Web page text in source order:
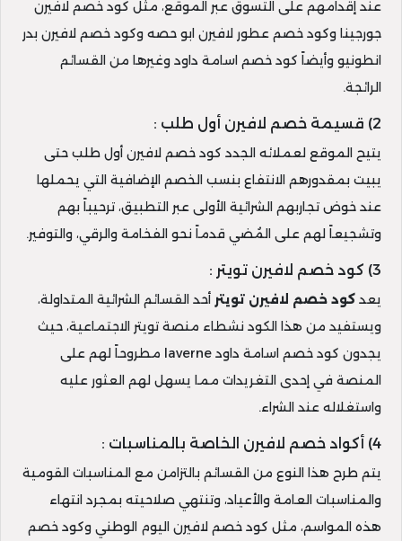
عند إقدامهم على التسوق عبر الموقع، مثل كود خصم لافيرن
جورجينا وكود خصم عطور لافيرن ابو حصه وكود خصم لافيرن بدر
انطونيو وأيضاً كود خصم اسامة داود وغيرها من القسائم
الرائجة.
2) قسيمة خصم لافيرن أول طلب :
يتيح الموقع لعملائه الجدد كود خصم لافيرن أول طلب حتى
يبيت بمقدورهم الانتفاع بنسب الخصم الإضافية التي يحملها
عند خوض تجاربهم الشرائية الأولى عبر التطبيق، ترحيباً بهم
وتشجيعاً لهم على المُضي قدماً نحو الفخامة والرقي، والتوفير.
3) كود خصم لافيرن تويتر :
يعد كود خصم لافيرن تويتر أحد القسائم الشرائية المتداولة،
ويستفيد من هذا الكود نشطاء منصة تويتر الاجتماعية، حيث
يجدون كود خصم اسامة داود laverne مطروحاً لهم على
المنصة في إحدى التغريدات مما يسهل لهم العثور عليه
واستغلاله عند الشراء.
4) أكواد خصم لافيرن الخاصة بالمناسبات :
يتم طرح هذا النوع من القسائم بالتزامن مع المناسبات القومية
والمناسبات العامة والأعياد، وتنتهي صلاحيته بمجرد انتهاء
هذه المواسم، مثل كود خصم لافيرن اليوم الوطني وكود خصم